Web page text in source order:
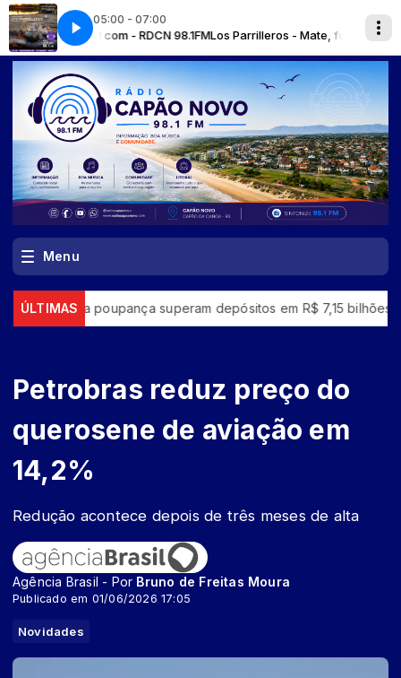
05:00 - 07:00
com - RDCN 98.1FMLos Parrilleros - Mate, folklore e Assado /
Menu
ÚLTIMAS
da poupança superam depósitos em R$ 7,15 bilhões em julho
Petrobras reduz preço do
querosene de aviação em
14,2%
Redução acontece depois de três meses de alta
Agência Brasil - Por Bruno de Freitas Moura
Publicado em 01/06/2026 17:05
Novidades